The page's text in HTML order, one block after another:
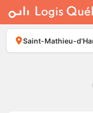
À LOUER
À VENDRE
PLACER UNE
Saint-Mathieu-